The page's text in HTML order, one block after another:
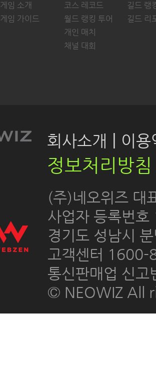
게임 소개
게임 가이드
코스 레코드
월드 랭킹 투어
개인 매치
채널 대회
길드 랭
길드 리
회사소개 이
정보처리방침
(주)네오위즈 대
사업자 등록번
경기도 성남시
고객센터
통신판매업 신
© NEOWIZ All